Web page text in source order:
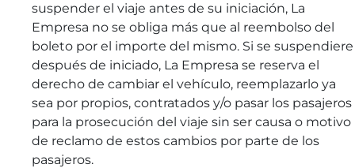
suspender el viaje antes de su iniciación, La
Empresa no se obliga más que al reembolso del
boleto por el importe del mismo. Si se suspendiere
después de iniciado, La Empresa se reserva el
derecho de cambiar el vehículo, reemplazarlo ya
sea por propios, contratados y/o pasar los pasajeros
para la prosecución del viaje sin ser causa o motivo
de reclamo de estos cambios por parte de los
pasajeros.